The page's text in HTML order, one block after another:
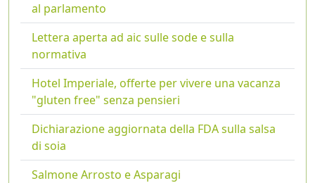
al parlamento
Lettera aperta ad aic sulle sode e sulla
normativa
Hotel Imperiale, offerte per vivere una vacanza
"gluten free" senza pensieri
Dichiarazione aggiornata della FDA sulla salsa
di soia
Salmone Arrosto e Asparagi